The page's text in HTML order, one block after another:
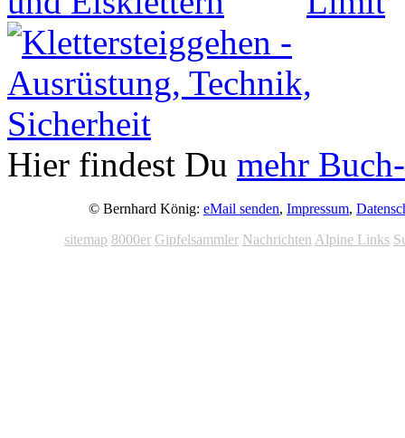
Hier findest Du mehr
© Bernhard König: eMail senden, Impressum,
sitemap 8000er Gipfelsammler Nachrichten Alpine Links